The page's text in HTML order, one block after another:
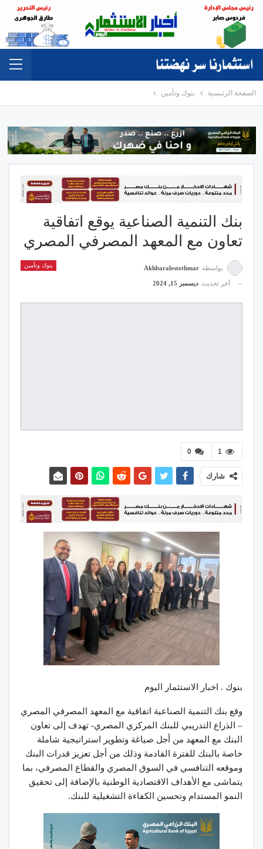
الصفحة الرئيسية بنوك وتأمين
بنك التنمية الصناعية يوقع اتفاقية
تعاون مع المعهد المصرفي المصري
بنوك وتأمين بواسطة Akhbaralestethmar
آخر تحديث ديسمبر 15, 2024
0 1
شارك
بنوك . اخبار الاستثمار اليوم
وقع بنك التنمية الصناعية اتفاقية مع المعهد المصرفي المصري
– الذراع التدريبي للبنك المركزي المصري- تهدف إلى تعاون
البنك مع المعهد من أجل صياغة وتطوير استراتيجية شاملة
خاصة بالبنك للفترة القادمة وذلك من أجل تعزيز قدرات البنك
وموقعه التنافسي في السوق المصري والقطاع المصرفي، بما
يتماشى مع الأهداف الاقتصادية الوطنية بالإضافة إلى تحقيق
النمو المستدام وتحسين الكفاءة التشغيلية للبنك.